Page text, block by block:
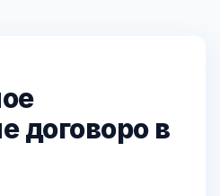
договоро в